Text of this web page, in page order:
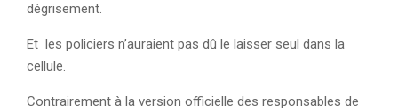
dégrisement.
Et les policiers n’auraient pas dû le laisser seul dans la
cellule.
Contrairement à la version officielle des responsables de